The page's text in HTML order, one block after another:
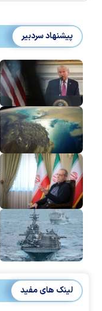
پیشنهاد سردبیر
لینک های مفید